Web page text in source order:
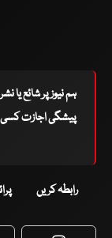
ہم نیوز پر شائع یا
پیشگی اجازت کسی
رابطہ کریں